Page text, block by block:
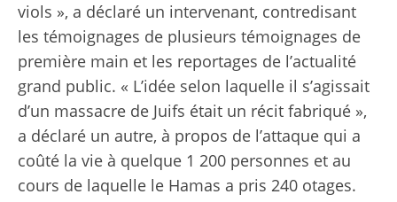
viols », a déclaré un intervenant, contredisant
les témoignages de plusieurs témoignages de
première main et les reportages de l’actualité
grand public. « L’idée selon laquelle il s’agissait
d’un massacre de Juifs était un récit fabriqué »,
a déclaré un autre, à propos de l’attaque qui a
coûté la vie à quelque 1 200 personnes et au
cours de laquelle le Hamas a pris 240 otages.